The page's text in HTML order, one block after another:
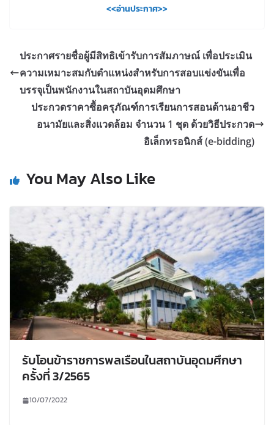
<<อ่านประกาศ>>
ประกาศรายชื่อผู้มีสิทธิเข้ารับการสัมภาษณ์ เพื่อประเมิน
ความเหมาะสมกับตำแหน่งสำหรับการสอบแข่งขันเพื่อ
บรรจุเป็นพนักงานในสถาบันอุดมศึกษา
ประกวดราคาซื้อครุภัณฑ์การเรียนการสอนด้านอาชีว
อนามัยและสิ่งแวดล้อม จำนวน 1 ชุด ด้วยวิธีประกวด
อิเล็กทรอนิกส์ (e-bidding)
You May Also Like
รับโอนข้าราชการพลเรือนในสถาบันอุดมศึกษา
ครั้งที่ 3/2565
10/07/2022